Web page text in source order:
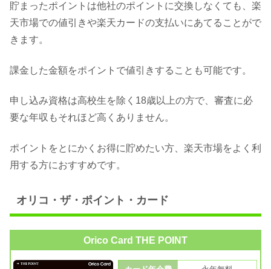
貯まったポイントは他社のポイントに交換しなくても、楽
天市場での値引きや楽天カードの支払いにあてることがで
きます。
課金した金額をポイントで値引きすることも可能です。
申し込み資格は高校生を除く18歳以上の方で、審査に必
要な年収もそれほど高くありません。
ポイントをとにかくお得に貯めたい方、楽天市場をよく利
用する方におすすめです。
オリコ・ザ・ポイント・カード
Orico Card THE POINT